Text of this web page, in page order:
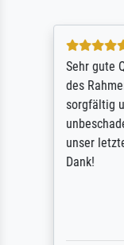
Sehr gute
des
sorgfältig
unser
Dank!